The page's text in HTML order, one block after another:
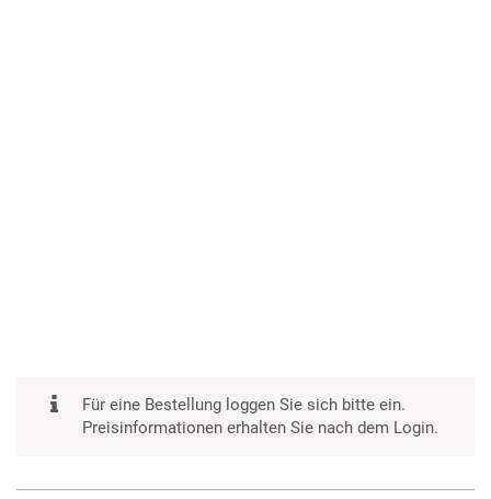
Für eine Bestellung loggen Sie sich bitte ein.
Preisinformationen erhalten Sie nach dem Login.